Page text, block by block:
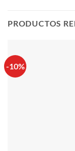
PRODUCTOS
-10%